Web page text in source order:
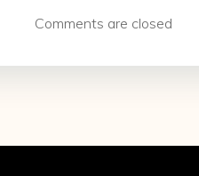
de
Comments are closed